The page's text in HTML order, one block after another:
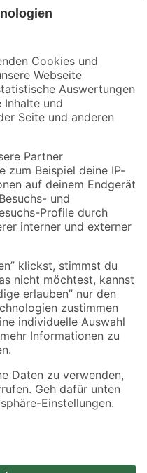
mehr verpassen!
dargestellten Angebote sind unter
Verfügbarkeiten beziehen
für Artikel mit Speditionsversand, hier